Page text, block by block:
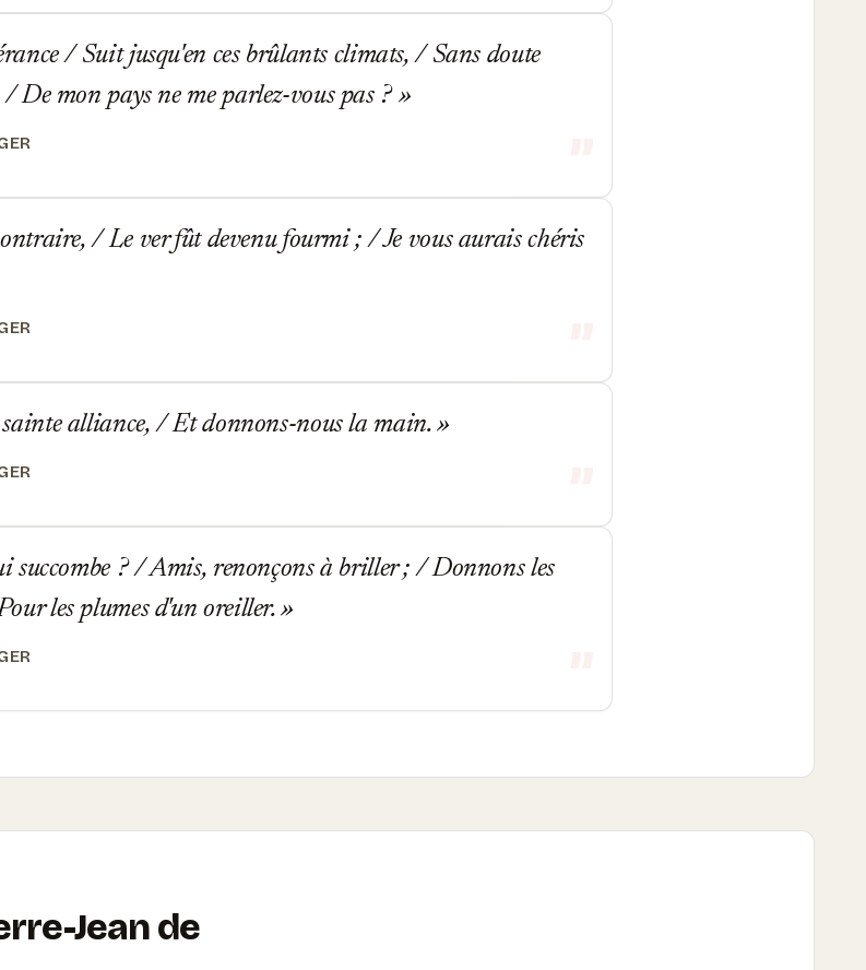
/ Suit jusqu'en ces brûlants climats, / Sans doute
De mon pays ne me parlez-vous pas ?
/ Le ver fût devenu fourmi ; / Je vous aurais chéris
sainte alliance, / Et donnons-nous la main.
? / Amis, renonçons à briller ; / Donnons les
les plumes d'un oreiller.
Jean de